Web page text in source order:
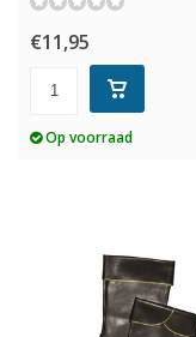
€11,95
Op voorraad